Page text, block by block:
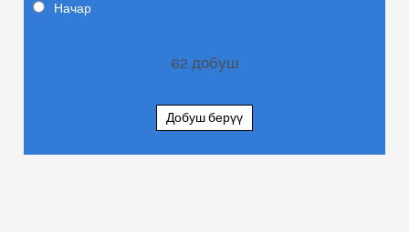
Начар
62 добуш
Добуш берүү